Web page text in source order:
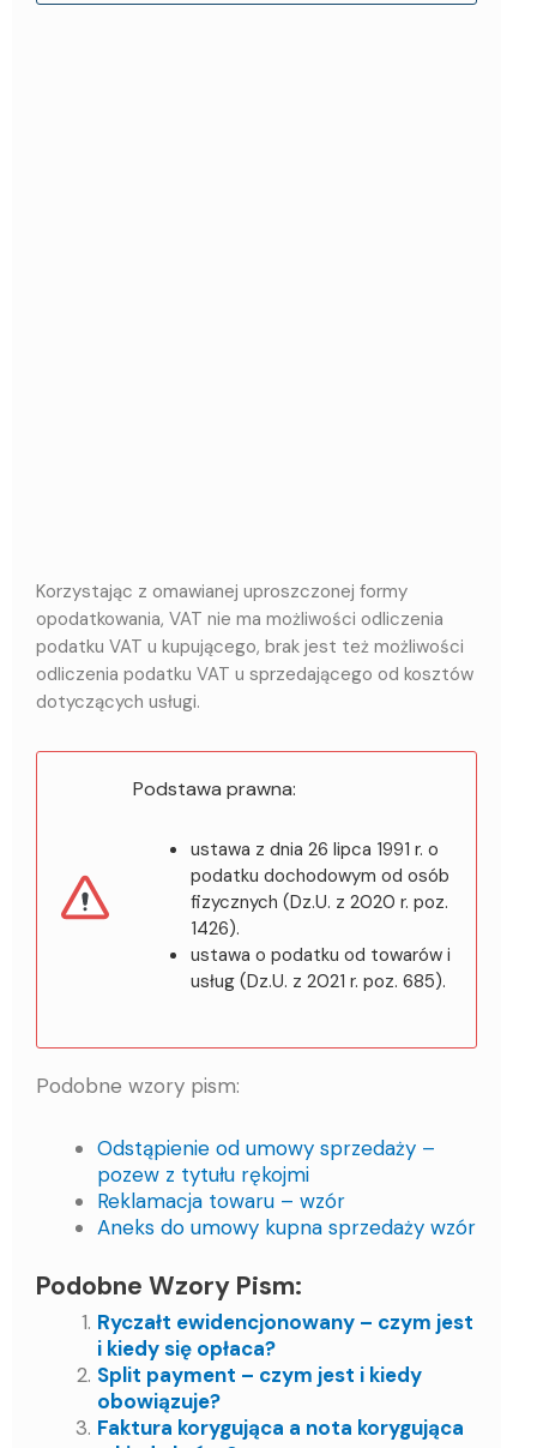
Korzystając z omawianej uproszczonej formy
opodatkowania, VAT nie ma możliwości odliczenia
podatku VAT u kupującego, brak jest też możliwości
odliczenia podatku VAT u sprzedającego od kosztów
dotyczących usługi.
Podstawa prawna:
ustawa z dnia 26 lipca 1991 r. o
podatku dochodowym od osób
fizycznych (Dz.U. z 2020 r. poz.
1426).
ustawa o podatku od towarów i
usług (Dz.U. z 2021 r. poz. 685).
Podobne wzory pism:
Odstąpienie od umowy sprzedaży –
pozew z tytułu rękojmi
Reklamacja towaru – wzór
Aneks do umowy kupna sprzedaży wzór
Podobne Wzory Pism:
Ryczałt ewidencjonowany – czym jest
i kiedy się opłaca?
Split payment – czym jest i kiedy
obowiązuje?
Faktura korygująca a nota korygująca